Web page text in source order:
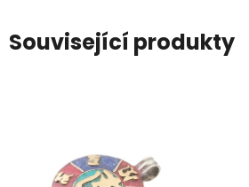
Související produkty